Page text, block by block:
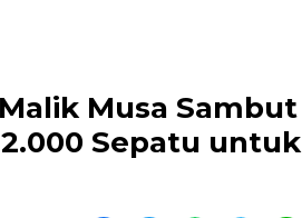
Musa Sambut
Sepatu untuk